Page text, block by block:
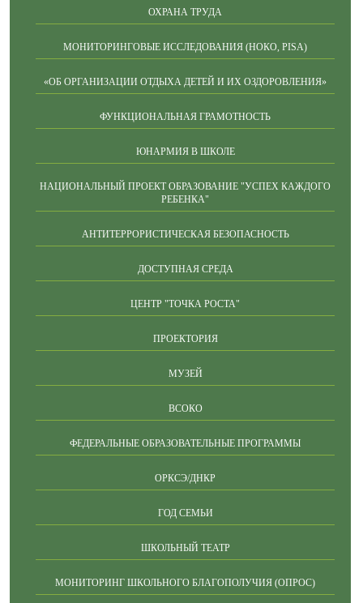
ОХРАНА ТРУДА
МОНИТОРИНГОВЫЕ ИССЛЕДОВАНИЯ (НОКО, PISA)
«ОБ ОРГАНИЗАЦИИ ОТДЫХА ДЕТЕЙ И ИХ ОЗДОРОВЛЕНИЯ»
ФУНКЦИОНАЛЬНАЯ ГРАМОТНОСТЬ
ЮНАРМИЯ В ШКОЛЕ
НАЦИОНАЛЬНЫЙ ПРОЕКТ ОБРАЗОВАНИЕ "УСПЕХ КАЖДОГО
РЕБЕНКА"
АНТИТЕРРОРИСТИЧЕСКАЯ БЕЗОПАСНОСТЬ
ДОСТУПНАЯ СРЕДА
ЦЕНТР "ТОЧКА РОСТА"
ПРОЕКТОРИЯ
МУЗЕЙ
ВСОКО
ФЕДЕРАЛЬНЫЕ ОБРАЗОВАТЕЛЬНЫЕ ПРОГРАММЫ
ОРКСЭ/ДНКР
ГОД СЕМЬИ
ШКОЛЬНЫЙ ТЕАТР
МОНИТОРИНГ ШКОЛЬНОГО БЛАГОПОЛУЧИЯ (ОПРОС)